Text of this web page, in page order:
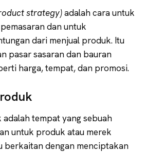
strategy)adalah cara untuk
dan untuk
dari menjual produk. Itu
pasar sasaran dan bauran
harga, tempat, dan promosi.
adalah tempat yang sebuah
untuk produk atau merek
berkaitan dengan menciptakan